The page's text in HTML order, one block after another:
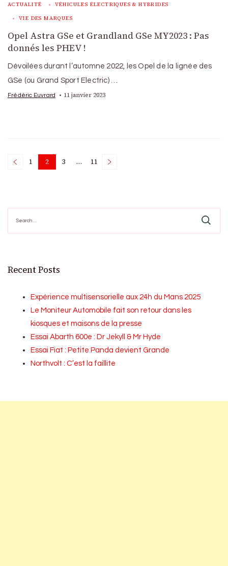
ACTUALITÉ VÉHICULES ÉLECTRIQUES & HYBRIDES
VIE DES MARQUES
Opel Astra GSe et Grandland GSe MY2023 : Pas
donnés les PHEV !
Dévoilées durant l’automne 2022, les Opel de la lignée des
GSe (ou Grand Sport Electric) …
Frédéric Euvrard 11 janvier 2023
Posts
Page
1 Page
2 Page
3 … Page
11
for:
Recent Posts
Expérience multisensorielle aux 24h du Mans 2025
Le Moniteur Automobile fait son retour dans les
kiosques et maisons de la presse
Essai Abarth 600e : Dr Jekyll & Mr Hyde
Essai Fiat : Petite Panda devient Grande
Northvolt : C’est la faillite